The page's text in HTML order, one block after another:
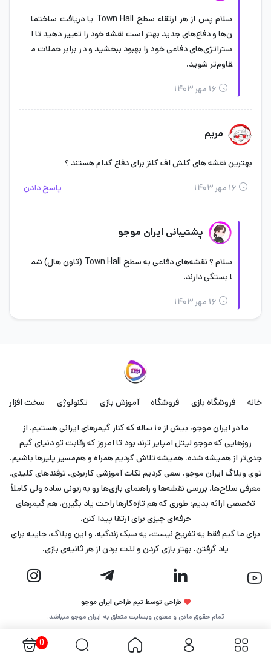
سلام پس از هر ارتقاء سطح Town Hall یا دریافت ساختما
ن‌ها و دفاع‌های جدید بهتر است نقشه خود را تغییر دهید تا ا
ستراتژی‌های دفاعی خود را بهبود ببخشید و در برابر حملات م
قاوم‌تر شوید.
۱۶ مهر ۱۴۰۳
مریم
بهترین نقشه های کلش اف کلنز برای دفاع کدام هستند ؟
۱۶ مهر ۱۴۰۳ پاسخ دادن
پشتیبانی ایران موجو
سلام ؟ نقشه‌های دفاعی به سطح Town Hall (تاون هال) شم
ا بستگی دارند.
۱۶ مهر ۱۴۰۳
خانه فروشگاه بازی فروشگاه آموزش بازی تکنولوژی سخت افزار
ما در ایران موجو، بیش از ۱۰ ساله که کنار گیمرهای ایرانی هستیم. از
روزهایی که موجو لیتل امپایر ترند بود تا امروز که رقابت تو دنیای گیم
جدی‌تر از همیشه شده، همیشه تلاش کردیم همراه و هم‌مسیر پلیرها باشیم.
توی وبلاگ ایران موجو، سعی کردیم نکات آموزشی کاربردی، ترفندهای کلیدی،
معرفی سلاح‌ها، بررسی نقشه‌ها و راهنمای بازی‌ها رو به زبونی ساده ولی کاملاً
تخصصی ارائه بدیم؛ طوری که هم تازه‌کارها راحت یاد بگیرن، هم گیمرهای
حرفه‌ای چیزی برای ارتقا پیدا کنن.
برای ما گیم فقط یه تفریح نیست، یه سبک زندگیه. و این وبلاگ، جاییه برای
یاد گرفتن، بهتر بازی کردن و لذت بردن از هر ثانیه‌ی بازی.
طراحی توسط تیم طراحی ایران موجو
تمام حقوق مادی و معنوی وبسایت متعلق به ایران موجو میباشد.
0